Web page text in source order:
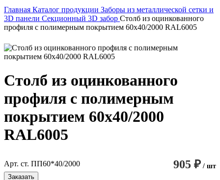
Главная Каталог продукции Заборы из металлической сетки и
3D панели Секционный 3D забор Столб из оцинкованного
профиля с полимерным покрытием 60х40/2000 RAL6005
Столб из оцинкованного
профиля с полимерным
покрытием 60х40/2000
RAL6005
Арт. ст. ПП60*40/2000 905 ₽ / шт
Заказать